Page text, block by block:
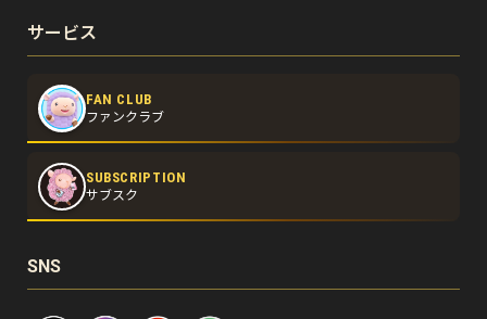
サービス
FAN CLUB
ファンクラブ
SUBSCRIPTION
サブスク
SNS